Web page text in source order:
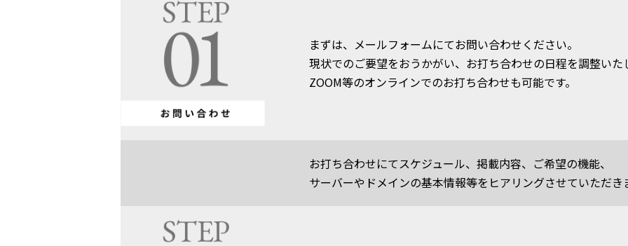
まずは、メールフォームにてお問い合わせください。
現状でのご要望をおうかがい、お打ち合わせの日程を調整いた
ZOOM等のオンラインでのお打ち合わせも可能です。
お打ち合わせにてスケジュール、掲載内容、ご希望の機能、
サーバーやドメインの基本情報等をヒアリングさせていただき